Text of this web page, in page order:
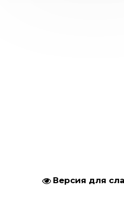
Версия для